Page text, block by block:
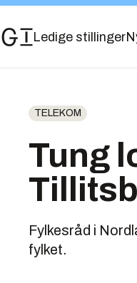
Ledige stillinger
TELEKOM
Tung
Fylkesråd i
fylket.